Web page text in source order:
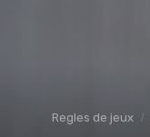
Regles de jeux